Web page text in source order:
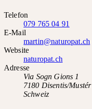
Telefon
079 765 04 91
E-Mail
martin@naturopat.ch
Website
naturopat.ch
Adresse
Via Sogn Gions 1
7180 Disentis/Mustér
Schweiz